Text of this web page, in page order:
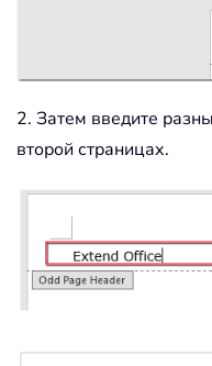
2. Затем введите
второй страницах.